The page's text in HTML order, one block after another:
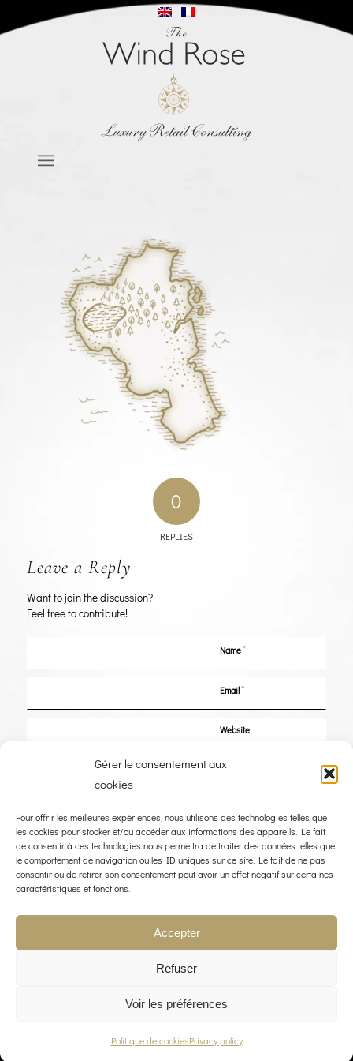
Gérer le consentement aux
cookies
Pour offrir les meilleures expériences, nous utilisons des technologies telles que
les cookies pour stocker et/ou accéder aux informations des appareils. Le fait
de consentir à ces technologies nous permettra de traiter des données telles que
le comportement de navigation ou les ID uniques sur ce site. Le fait de ne pas
consentir ou de retirer son consentement peut avoir un effet négatif sur certaines
caractéristiques et fonctions.
Accepter
Refuser
Voir les préférences
Politique de cookiesPrivacy policy
0
REPLIES
Leave a Reply
Want to join the discussion?
Feel free to contribute!
Name*
Email*
Website
Save my name, email, and website in this browser for the next time I
PRIVACY POLICY CONTACT